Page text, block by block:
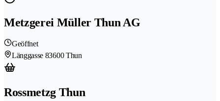
Metzgerei Müller Thun AG
Geöffnet
Länggasse 83600 Thun
Rossmetzg Thun